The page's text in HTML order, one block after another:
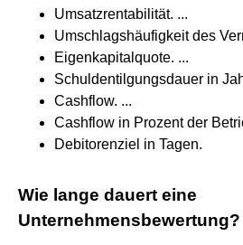
Umsatzrentabilität. ...
Umschlagshäufigkeit des
Eigenkapitalquote. ...
Schuldentilgungsdauer in
Cashflow. ...
Cashflow in Prozent der
Debitorenziel in Tagen.
Wie lange dauert eine
Unternehmensbewertung?